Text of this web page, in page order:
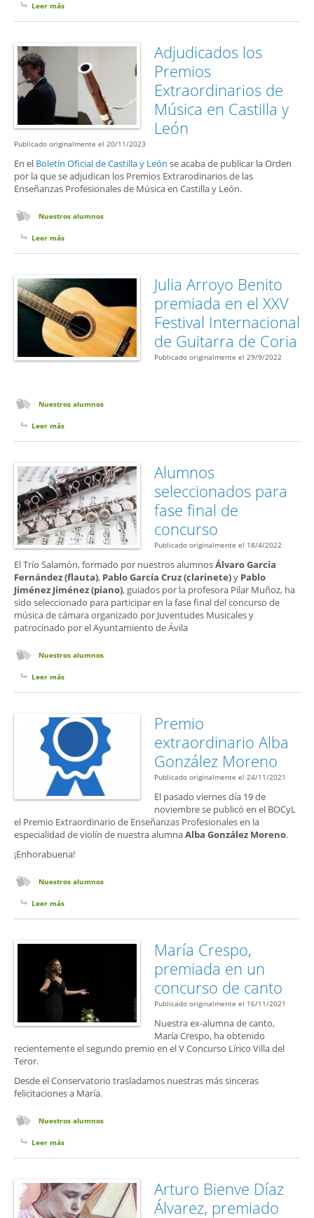
Leer más
Adjudicados los
Premios
Extraordinarios de
Música en Castilla y
León
Publicado originalmente el 20/11/2023
En el Boletín Oficial de Castilla y León se acaba de publicar la Orden
por la que se adjudican los Premios Extrarodinarios de las
Enseñanzas Profesionales de Música en Castilla y León.
Nuestros alumnos
Leer más
Julia Arroyo Benito
premiada en el XXV
Festival Internacional
de Guitarra de Coria
Publicado originalmente el 29/9/2022
Nuestros alumnos
Leer más
Alumnos
seleccionados para
fase final de
concurso
Publicado originalmente el 18/4/2022
El Trío Salamón, formado por nuestros alumnosÁlvaro García
Fernández (flauta), Pablo García Cruz (clarinete)y Pablo
Jiménez Jiménez (piano), guiados por la profesora Pilar Muñoz, ha
sido seleccionado para participar en la fase final del concurso de
música de cámara organizado por Juventudes Musicales y
patrocinado por el Ayuntamiento de Ávila
Nuestros alumnos
Leer más
Premio
extraordinario Alba
González Moreno
Publicado originalmente el 24/11/2021
El pasado viernes día 19 de
noviembre se publicó en el BOCyL
el Premio Extraordinario de Enseñanzas Profesionales en la
especialidad de violín de nuestra alumnaAlba González Moreno.
¡Enhorabuena!
Nuestros alumnos
Leer más
María Crespo,
premiada en un
concurso de canto
Publicado originalmente el 16/11/2021
Nuestra ex-alumna de canto,
María Crespo, ha obtenido
recientemente el segundo premio en el V Concurso Lírico Villa del
Teror.
Desde el Conservatorio trasladamos nuestras más sinceras
felicitaciones a María.
Nuestros alumnos
Leer más
Arturo Bienve Díaz
Álvarez, premiado